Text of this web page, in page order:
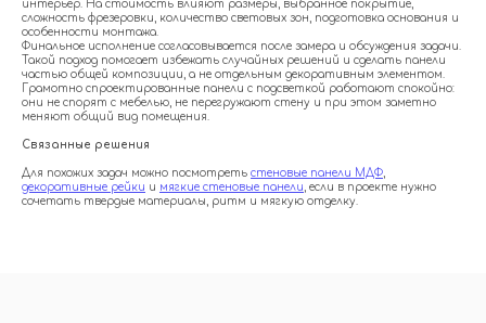
интерьер. На стоимость влияют размеры, выбранное покрытие,
сложность фрезеровки, количество световых зон, подготовка основания и
особенности монтажа.
Финальное исполнение согласовывается после замера и обсуждения задачи.
Такой подход помогает избежать случайных решений и сделать панели
частью общей композиции, а не отдельным декоративным элементом.
Грамотно спроектированные панели с подсветкой работают спокойно:
они не спорят с мебелью, не перегружают стену и при этом заметно
меняют общий вид помещения.
Связанные решения
Для похожих задач можно посмотреть стеновые панели МДФ,
декоративные рейки и мягкие стеновые панели, если в проекте нужно
сочетать твердые материалы, ритм и мягкую отделку.